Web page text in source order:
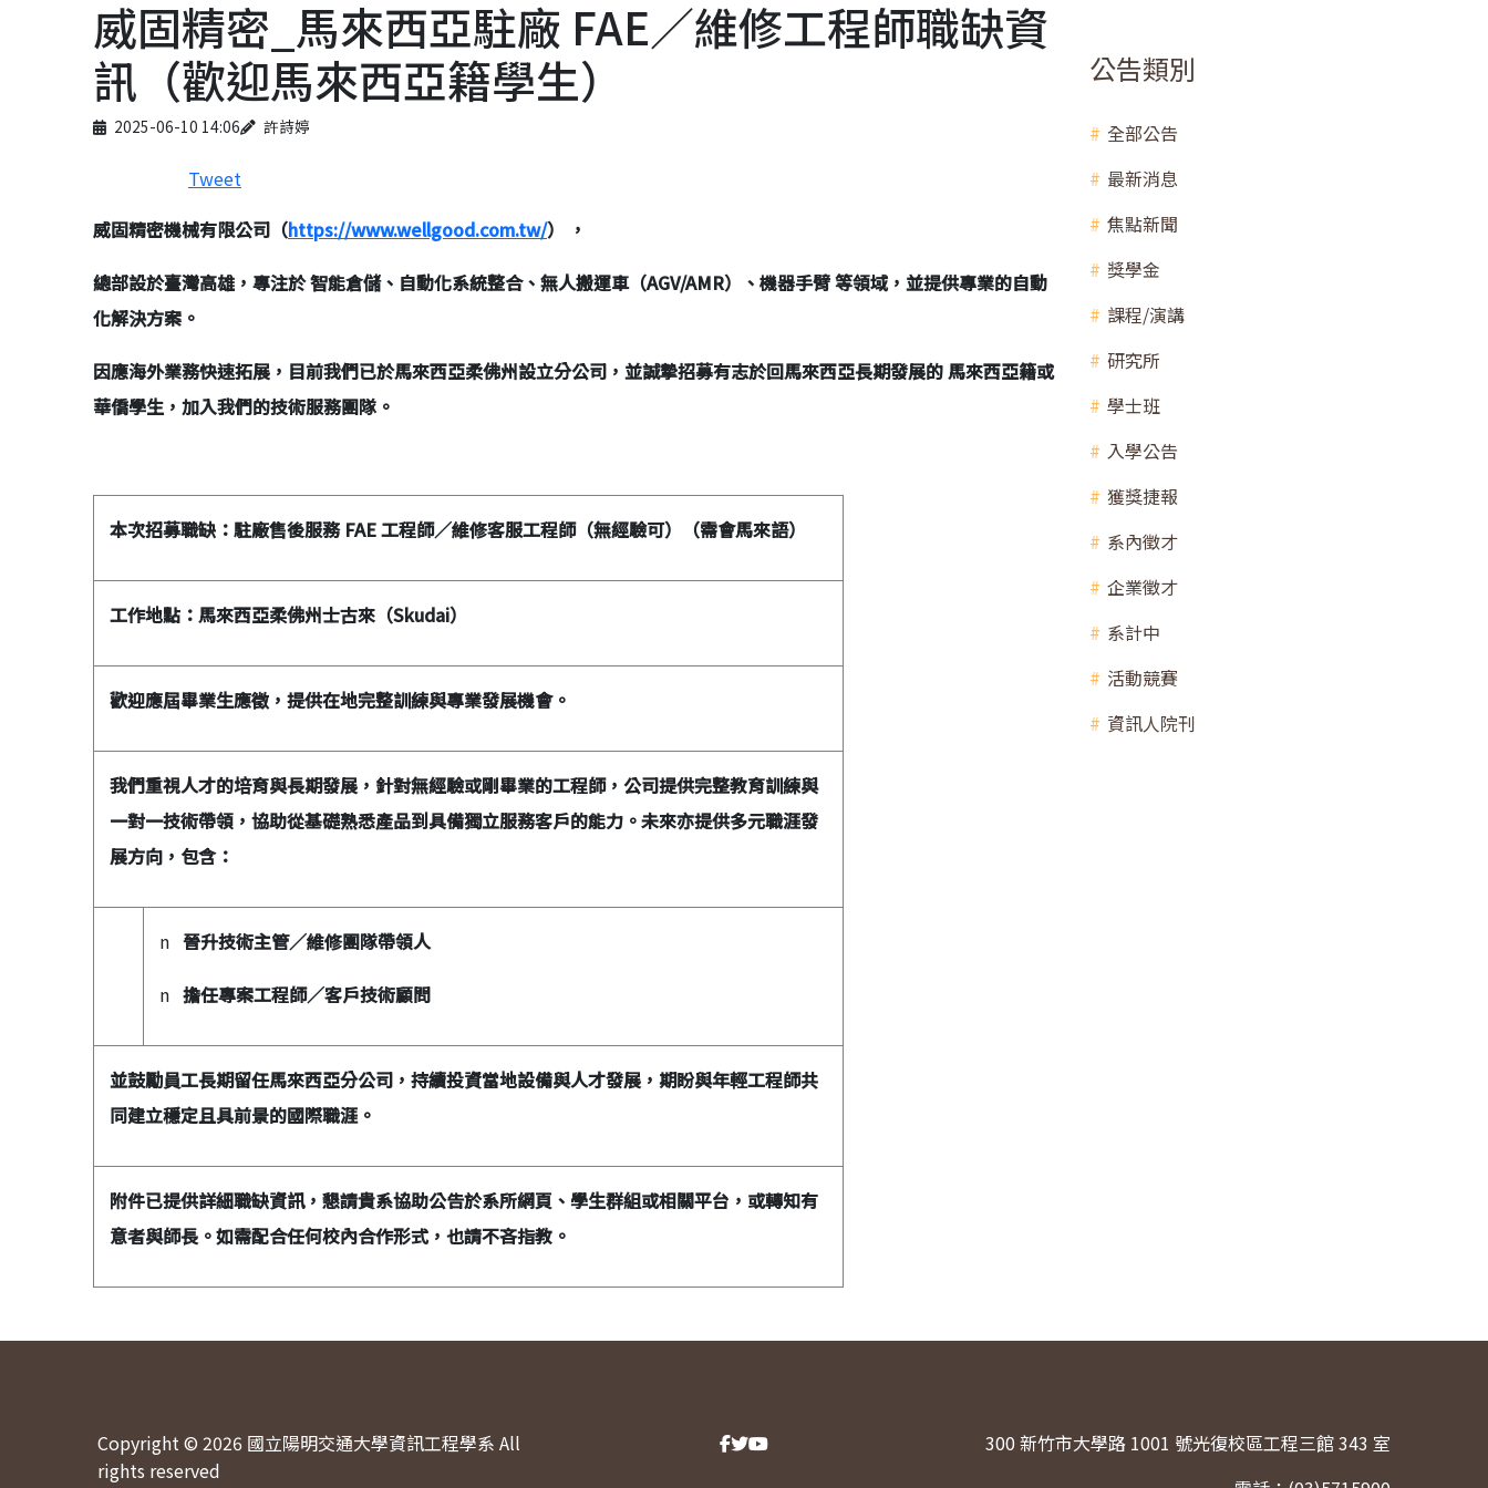
威固精密_馬來西亞駐廠 FAE∕維修工程師職缺資
訊（歡迎馬來西亞籍學生）
Published on
2025-06-10 14:06
Author 許詩婷
Tweet
威固精密機械有限公司（https://www.wellgood.com.tw/）
，
總部設於臺灣高雄，專注於智能倉儲、自動化系統整合、無人搬運車（AGV/AMR）、機器手臂等領域，並提供專業的自動
化解決方案。
因應海外業務快速拓展，目前我們已於馬來西亞柔佛州設立分公司，並誠摯招募有志於回馬來西亞長期發展的馬來西亞籍或
華僑學生，加入我們的技術服務團隊。
本次招募職缺：駐廠售後服務FAE工程師／維修客服工程師（無經驗可）（需會馬來語）
工作地點：馬來西亞柔佛州士古來（Skudai）
歡迎應屆畢業生應徵，提供在地完整訓練與專業發展機會。
我們重視人才的培育與長期發展，針對無經驗或剛畢業的工程師，公司提供完整教育訓練與
一對一技術帶領，協助從基礎熟悉產品到具備獨立服務客戶的能力。未來亦提供多元職涯發
展方向，包含：
n 晉升技術主管／維修團隊帶領人
n 擔任專案工程師／客戶技術顧問
並鼓勵員工長期留任馬來西亞分公司，持續投資當地設備與人才發展，期盼與年輕工程師共
同建立穩定且具前景的國際職涯。
附件已提供詳細職缺資訊，懇請貴系協助公告於系所網頁、學生群組或相關平台，或轉知有
意者與師長。如需配合任何校內合作形式，也請不吝指教。
公告類別
全部公告
最新消息
焦點新聞
獎學金
課程/演講
研究所
學士班
入學公告
獲獎捷報
系內徵才
企業徵才
系計中
活動競賽
資訊人院刊
Copyright © 2026 國立陽明交通大學資訊工程學系 All
rights reserved
300 新竹市大學路 1001 號光復校區工程三館 343 室